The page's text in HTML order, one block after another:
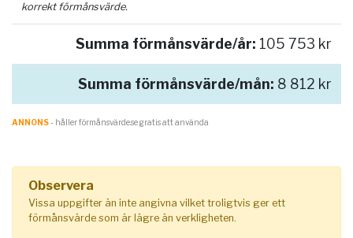
korrekt förmånsvärde.
Summa förmånsvärde/år: 105 753 kr
Summa förmånsvärde/mån: 8 812 kr
ANNONS- håller förmånsvärde.se gratis att använda
Observera
Vissa uppgifter än inte angivna vilket troligtvis ger ett
förmånsvärde som är lägre än verkligheten.